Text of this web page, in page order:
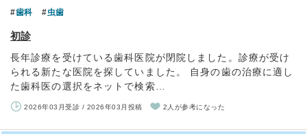
歯科 虫歯
初診
長年診療を受けている歯科医院が閉院しました。診療が受け
られる新たな医院を探していました。 自身の歯の治療に適し
た歯科医の選択をネットで検索…
2026年03月受診 / 2026年03月投稿 2人が参考になった